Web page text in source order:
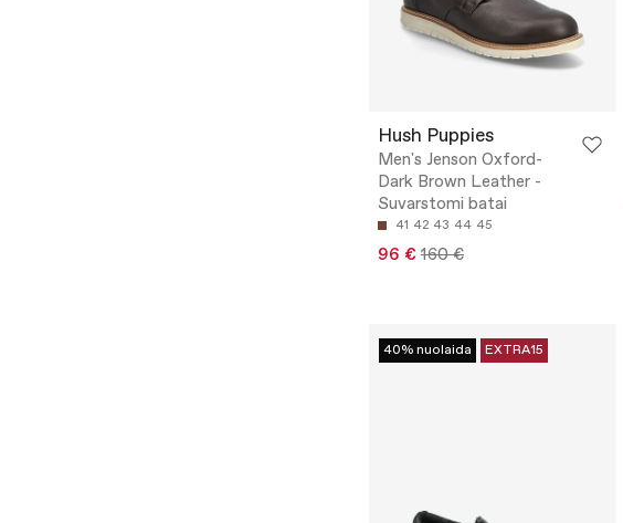
Hush Puppies
Men's Jenson Oxford-
Dark Brown Leather -
Suvarstomi batai
41 42 43 44 45
96 € 160 €
40% nuolaida EXTRA15